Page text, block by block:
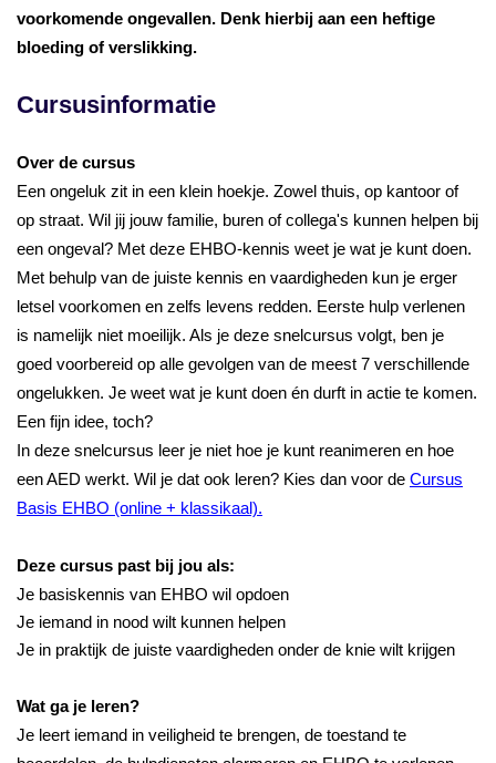
voorkomende ongevallen. Denk hierbij aan een heftige
bloeding of verslikking.
Cursusinformatie
Over de cursus
Een ongeluk zit in een klein hoekje. Zowel thuis, op kantoor of
op straat. Wil jij jouw familie, buren of collega's kunnen helpen bij
een ongeval? Met deze EHBO-kennis weet je wat je kunt doen.
Met behulp van de juiste kennis en vaardigheden kun je erger
letsel voorkomen en zelfs levens redden. Eerste hulp verlenen
is namelijk niet moeilijk. Als je deze snelcursus volgt, ben je
goed voorbereid op alle gevolgen van de meest 7 verschillende
ongelukken. Je weet wat je kunt doen én durft in actie te komen.
Een fijn idee, toch?
In deze snelcursus leer je niet hoe je kunt reanimeren en hoe
een AED werkt. Wil je dat ook leren? Kies dan voor de Cursus
Basis EHBO (online + klassikaal).
Deze cursus past bij jou als:
Je basiskennis van EHBO wil opdoen
Je iemand in nood wilt kunnen helpen
Je in praktijk de juiste vaardigheden onder de knie wilt krijgen
Wat ga je leren?
Je leert iemand in veiligheid te brengen, de toestand te